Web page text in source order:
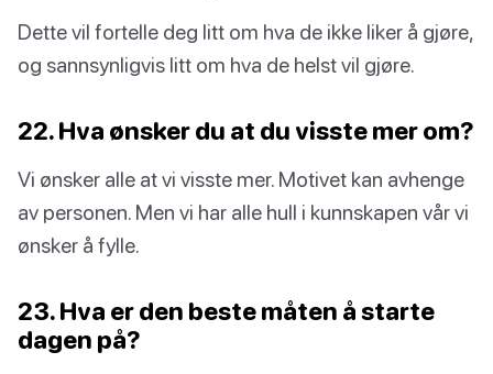
Dette vil fortelle deg litt om hva de ikke liker å gjøre,
og sannsynligvis litt om hva de helst vil gjøre.
22. Hva ønsker du at du visste mer om?
Vi ønsker alle at vi visste mer. Motivet kan avhenge
av personen. Men vi har alle hull i kunnskapen vår vi
ønsker å fylle.
23. Hva er den beste måten å starte
dagen på?